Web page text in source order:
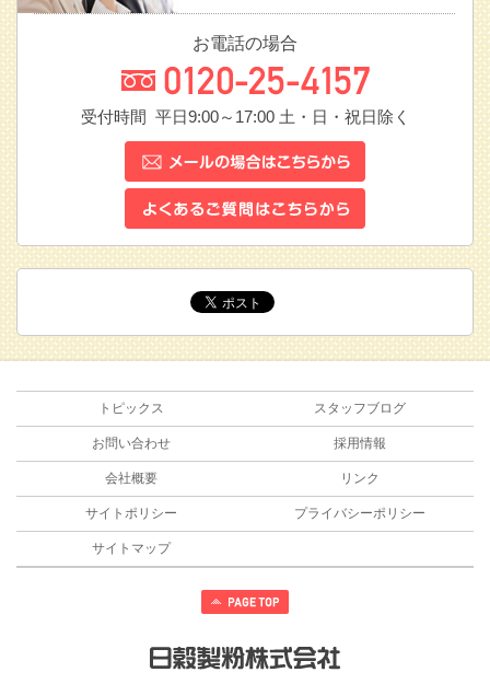
お電話の場合
受付時間 平日9:00～17:00土・日・祝日除く
トピックス スタッフブログ
お問い合わせ 採用情報
会社概要 リンク
サイトポリシー プライバシーポリシー
サイトマップ